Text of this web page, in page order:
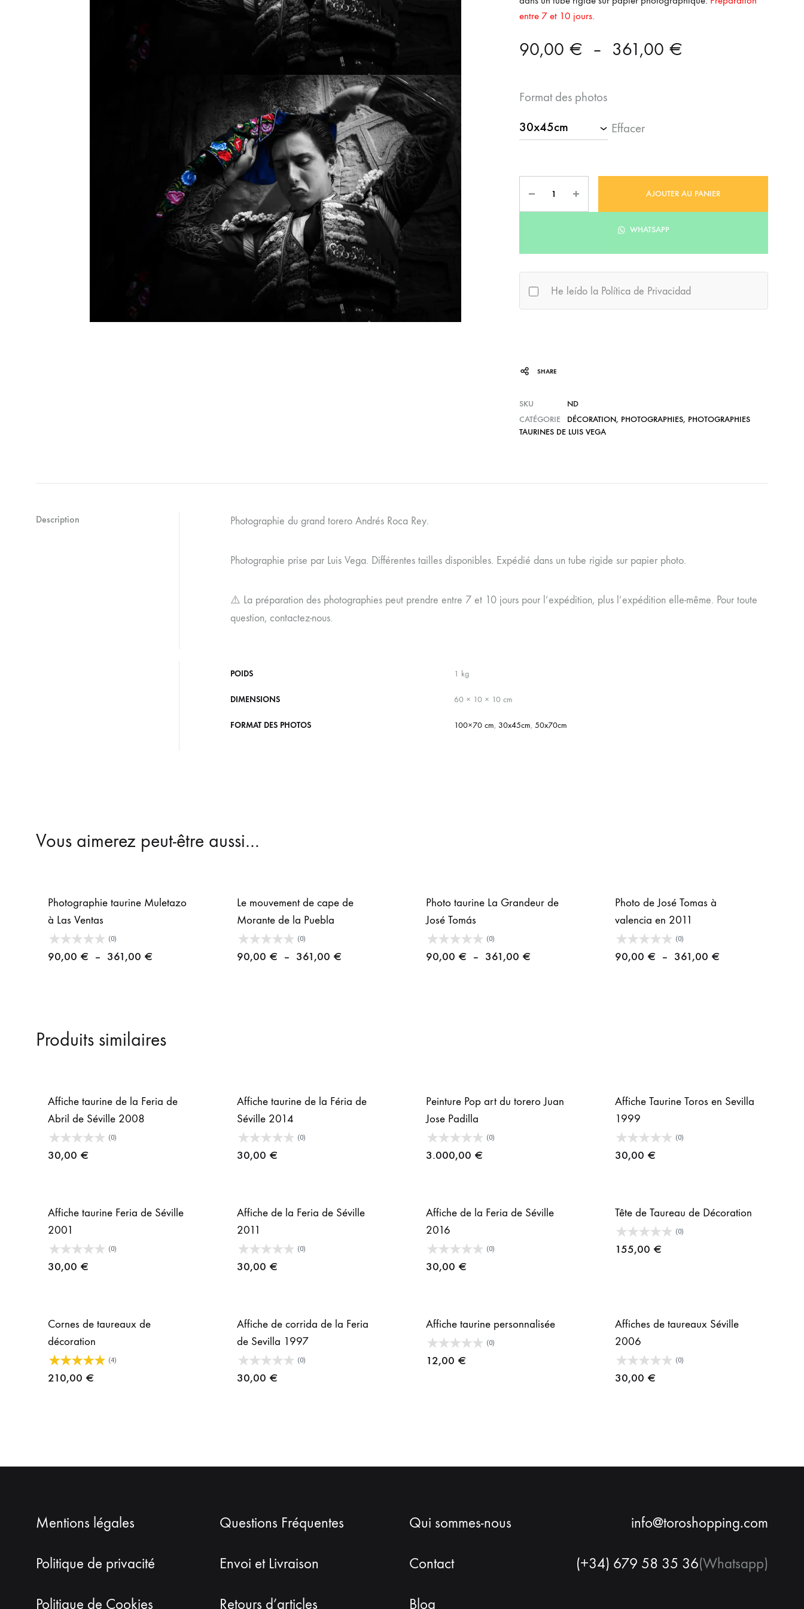
entre 7 et 10 jours.
90,00 € – 361,00 €Plage
361,00 €
Format des photos
Effacer
AJOUTER AU PANIER
WHATSAPP
He leído la Política de Privacidad
SHARE
SKU
ND
CATÉGORIE
DÉCORATION, PHOTOGRAPHIES, PHOTOGRAPHIES
TAURINES DE LUIS VEGA
Description Photographie du grand torero Andrés Roca Rey.
Photographie prise par Luis Vega. Différentes tailles disponibles. Expédié dans un tube rigide sur papier photo.
⚠️ La préparation des photographies peut prendre entre 7 et 10 jours pour l’expédition, plus l’expédition elle-même. Pour toute
question, contactez-nous.
POIDS 1 kg
DIMENSIONS 60 × 10 × 10 cm
FORMAT DES PHOTOS 100×70 cm, 30x45cm, 50x70cm
Vous aimerez peut-être aussi…
Photographie taurine Muletazo
à Las Ventas
(0)
90,00 € – 361,00 €Plage
361,00 €
Le mouvement de cape de
Morante de la Puebla
(0)
90,00 € – 361,00 €Plage
Photo taurine La Grandeur de
José Tomás
(0)
90,00 € – 361,00 €Plage
Photo de José Tomas à
valencia en 2011
(0)
90,00 € – 361,00 €Plage
Produits similaires
Affiche taurine de la Feria de
Abril de Séville 2008
(0)
30,00 €
Affiche taurine de la Féria de
Séville 2014
(0)
30,00 €
Peinture Pop art du torero Juan
Jose Padilla
(0)
3.000,00 €
Affiche Taurine Toros en Sevilla
1999
(0)
30,00 €
Affiche taurine Feria de Séville
2001
(0)
30,00 €
Affiche de la Feria de Séville
2011
(0)
30,00 €
Affiche de la Feria de Séville
2016
(0)
30,00 €
Tête de Taureau de Décoration
(0)
155,00 €
Cornes de taureaux de
décoration
(4)
210,00 €
Affiche de corrida de la Feria
de Sevilla 1997
(0)
30,00 €
Affiche taurine personnalisée
(0)
12,00 €
Affiches de taureaux Séville
2006
(0)
30,00 €
Mentions légales
Politique de privacité
Politique de Cookies
Questions Fréquentes
Envoi et Livraison
Retours d’articles
Qui sommes-nous
Contact
Blog
info@toroshopping.com
(+34) 679 58 35 36(Whatsapp)